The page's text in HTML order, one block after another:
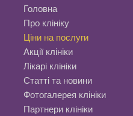
Головна
Про клініку
Ціни на послуги
Акції клініки
Лікарі клініки
Статті та новини
Фотогалерея клініки
Партнери клініки